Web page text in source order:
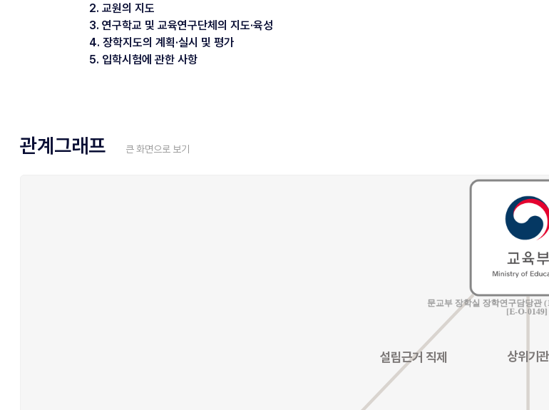
2. 교원의 지도
3. 연구학교 및 교육연구단체의 지도·육성
4. 장학지도의 계획·실시 및 평가
5. 입학시험에 관한 사항
관계그래프 큰 화면으로 보기